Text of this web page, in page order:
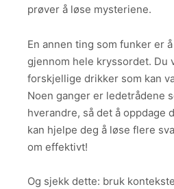
prøver å løse mysteriene.
En annen ting som funker er
gjennom hele kryssordet. Du
forskjellige drikker som kan
Noen ganger er ledetrådene
hverandre, så det å oppdage
kan hjelpe deg å løse flere
om effektivt!
Og sjekk dette: bruk